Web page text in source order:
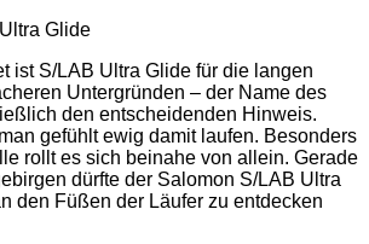
ist S/LAB Ultra Glide für die langen
Untergründen – der Name des
den entscheidenden Hinweis.
gefühlt ewig damit laufen. Besonders
rollt es sich beinahe von allein. Gerade
dürfte der Salomon S/LAB Ultra
den Füßen der Läufer zu entdecken